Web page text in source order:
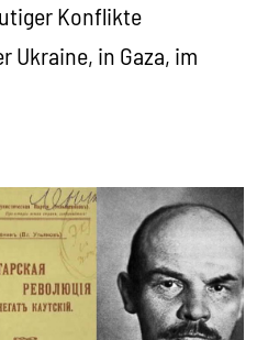
Konflikte
Ukraine, in Gaza, im